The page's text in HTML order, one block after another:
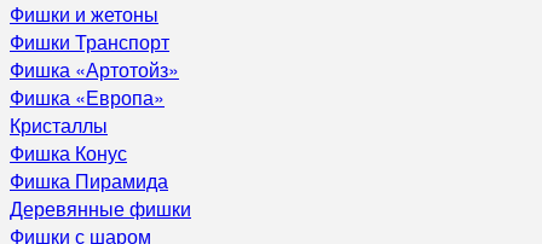
Фишки и жетоны
Фишки Транспорт
Фишка «Артотойз»
Фишка «Европа»
Кристаллы
Фишка Конус
Фишка Пирамида
Деревянные фишки
Фишки с шаром